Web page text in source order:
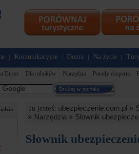
Komunikacyjne Domu Na życie
Direct Dla rolników Narzędzia Porady eksperta
Tu jesteś: ubezpieczenie.com.pl »
» Narzędzia » Słownik
Słownik